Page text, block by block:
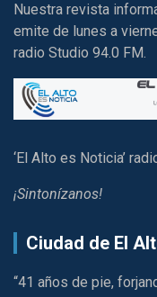
Nuestra revista
emite de lunes a
radio Studio 94.0 FM.
‘El Alto es Noticia’
¡Sintonízanos!
Ciudad de El
“41 años de pie,